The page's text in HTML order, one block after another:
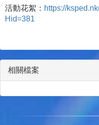
活動花絮： https://
Hid=381
相關檔案